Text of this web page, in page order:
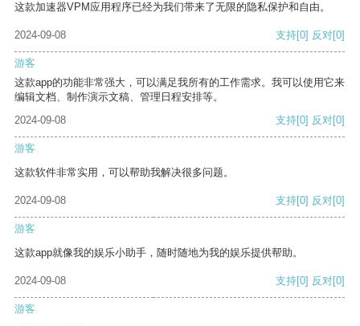
这款加速器VPM应用程序已经为我们带来了无限的隐私保护和自由。
2024-09-08 支持[0] 反对[0]
游客
这款app的功能非常强大，可以满足我所有的工作需求。我可以使用它来
编辑文档、制作演示文稿、管理日程安排等。
2024-09-08
支持[0] 反对[0]
游客
这款软件非常实用，可以帮助我解决很多问题。
2024-09-08 支持[0] 反对[0]
游客
这款app就像我的娱乐小助手，随时随地为我的娱乐提供帮助。
2024-09-08 支持[0] 反对[0]
游客